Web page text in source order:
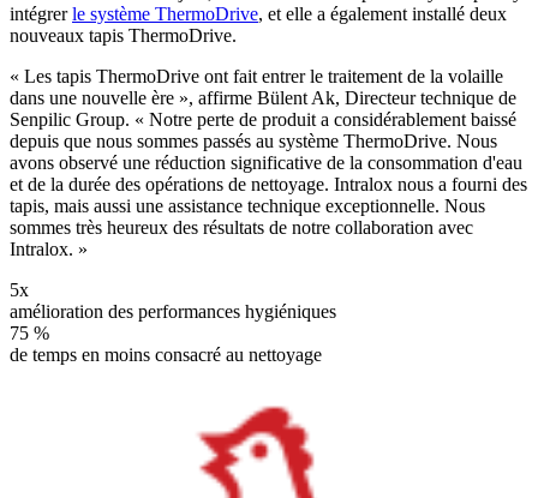
intégrerle système ThermoDrive, et elle a également installé deux
nouveaux tapis ThermoDrive.
« Les tapis ThermoDrive ont fait entrer le traitement de la volaille
dans une nouvelle ère », affirme Bülent Ak, Directeur technique de
Senpilic Group. « Notre perte de produit a considérablement baissé
depuis que nous sommes passés au système ThermoDrive. Nous
avons observé une réduction significative de la consommation d'eau
et de la durée des opérations de nettoyage. Intralox nous a fourni des
tapis, mais aussi une assistance technique exceptionnelle. Nous
sommes très heureux des résultats de notre collaboration avec
Intralox. »
5x
amélioration des performances hygiéniques
75 %
de temps en moins consacré au nettoyage